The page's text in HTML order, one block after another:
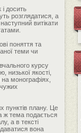
досить
розглядатися, а
витікати
поняття та
теми чи
курсу
низької якості,
монографіях,
пунктів плану. Це
ж тема подається
а в тексті
вона